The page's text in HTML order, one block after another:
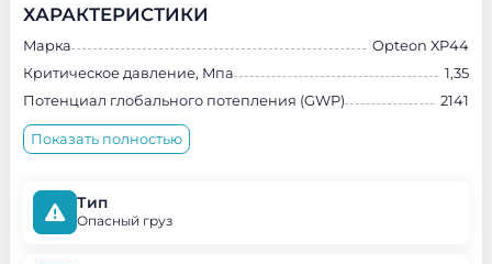
ХАРАКТЕРИСТИКИ
Марка
Opteon XP44
Критическое давление, Мпа
1,35
Потенциал глобального потепления (GWP)
2141
Показать полностью
Тип
Опасный груз